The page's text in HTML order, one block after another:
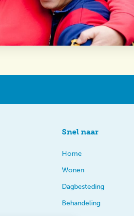
Snel naar
Home
Wonen
Dagbesteding
Behandeling